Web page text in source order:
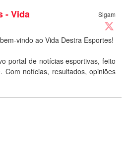
Sigam
- Vida
vindo ao Vida Destra Esportes!
portal de notícias esportivas, feito
Com notícias, resultados, opiniões